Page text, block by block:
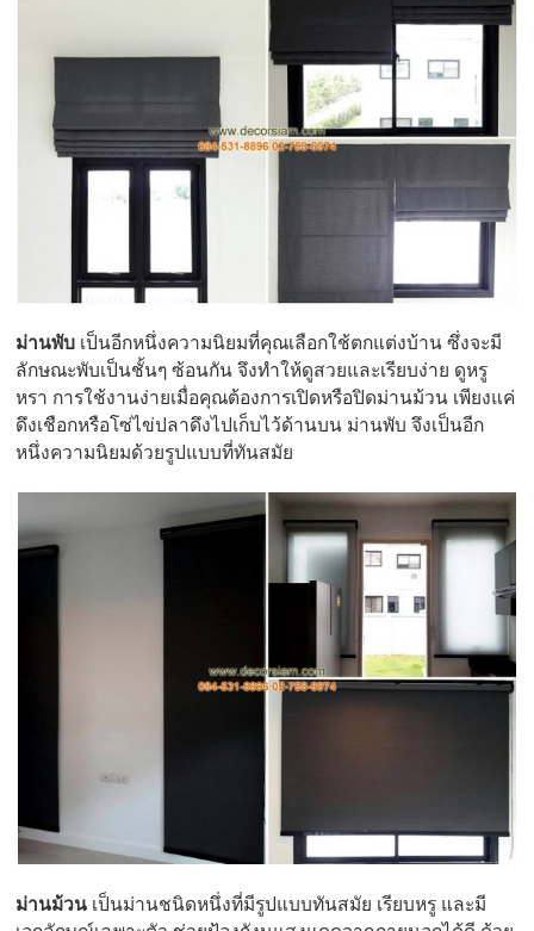
ม่านพับ เป็นอีกหนึ่งความนิยมที่คุณเลือกใช้ตกแต่งบ้าน ซึ่งจะมี
ลักษณะพับเป็นชั้นๆ ซ้อนกัน จึงทำให้ดูสวยและเรียบง่าย ดูหรู
หรา การใช้งานง่ายเมื่อคุณต้องการเปิดหรือปิดม่านม้วน เพียงแค่
ดึงเชือกหรือโซ่ไข่ปลาดึงไปเก็บไว้ด้านบน ม่านพับ จึงเป็นอีก
หนึ่งความนิยมด้วยรูปแบบที่ทันสมัย
ม่านม้วน เป็นม่านชนิดหนึ่งที่มีรูปแบบทันสมัย เรียบหรู และมี